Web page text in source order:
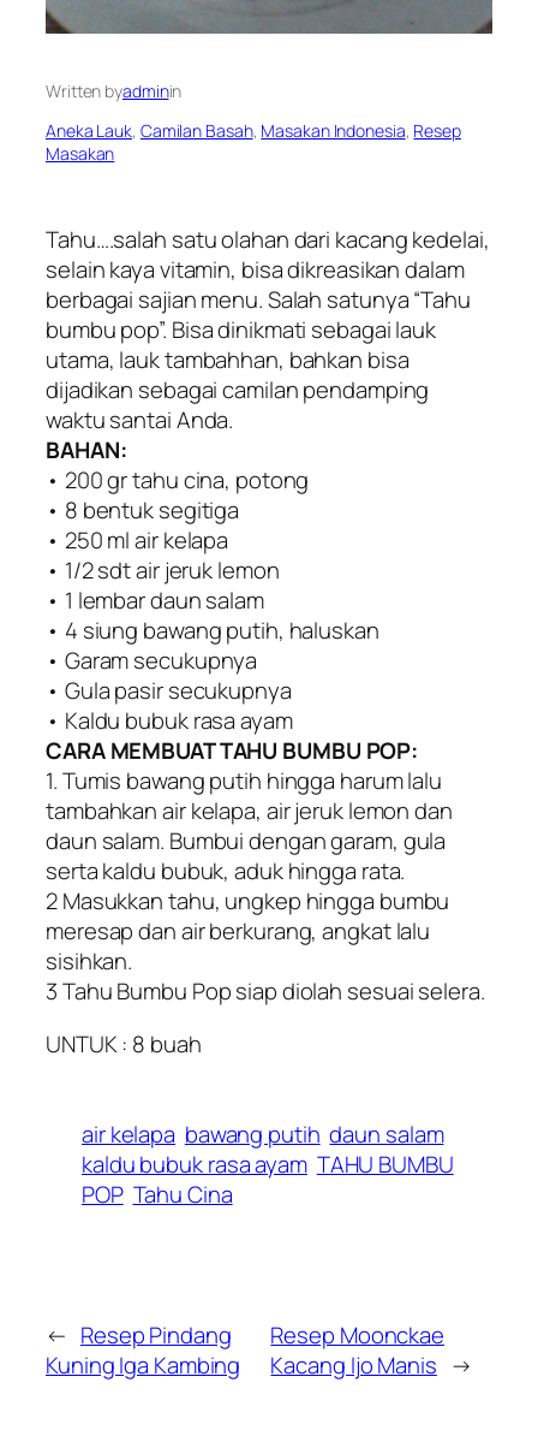
Written byadminin
Aneka Lauk, Camilan Basah, Masakan Indonesia, Resep
Masakan
Tahu….salah satu olahan dari kacang kedelai,
selain kaya vitamin, bisa dikreasikan dalam
berbagai sajian menu. Salah satunya “Tahu
bumbu pop”. Bisa dinikmati sebagai lauk
utama, lauk tambahhan, bahkan bisa
dijadikan sebagai camilan pendamping
waktu santai Anda.
BAHAN:
• 200 gr tahu cina, potong
• 8 bentuk segitiga
• 250 ml air kelapa
• 1/2 sdt air jeruk lemon
• 1 lembar daun salam
• 4 siung bawang putih, haluskan
• Garam secukupnya
• Gula pasir secukupnya
• Kaldu bubuk rasa ayam
CARA MEMBUAT TAHU BUMBU POP:
1. Tumis bawang putih hingga harum lalu
tambahkan air kelapa, air jeruk lemon dan
daun salam. Bumbui dengan garam, gula
serta kaldu bubuk, aduk hingga rata.
2 Masukkan tahu, ungkep hingga bumbu
meresap dan air berkurang, angkat lalu
sisihkan.
3 Tahu Bumbu Pop siap diolah sesuai selera.
UNTUK : 8 buah
air kelapa bawang putih daun salam
kaldu bubuk rasa ayam TAHU BUMBU
POP Tahu Cina
← Resep Pindang
Kuning Iga Kambing
Resep Moonckae
Kacang Ijo Manis →